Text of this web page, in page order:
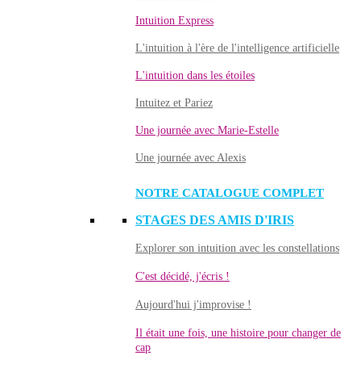
Intuition Express
L'intuition à l'ère de l'intelligence artificielle
L'intuition dans les étoiles
Intuitez et Pariez
Une journée avec Marie-Estelle
Une journée avec Alexis
NOTRE CATALOGUE COMPLET
STAGES DES AMIS D'IRIS
Explorer son intuition avec les constellations
C'est décidé, j'écris !
Aujourd'hui j'improvise !
Il était une fois, une histoire pour changer de
cap